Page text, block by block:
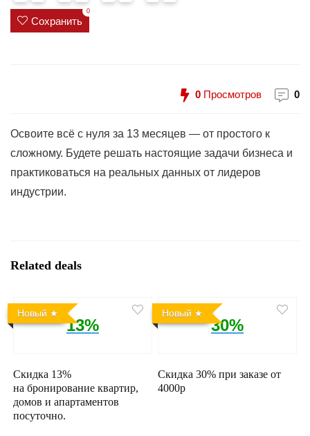
Сохранить
0
0 Просмотров 0
Освоите всё с нуля за 13 месяцев — от простого к
сложному. Будете решать настоящие задачи бизнеса и
практиковаться на реальных данных от лидеров
индустрии.
Related deals
Новый
13%
Скидка 13%
на бронирование квартир,
домов и апартаментов
посуточно.
Новый
30%
Скидка 30% при заказе от
4000р